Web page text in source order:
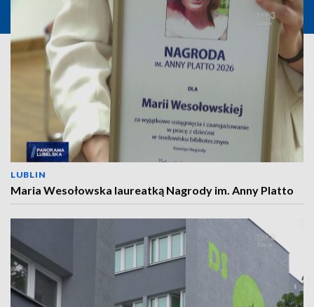
LUBLIN
Maria Wesołowska laureatką Nagrody im. Anny Platto